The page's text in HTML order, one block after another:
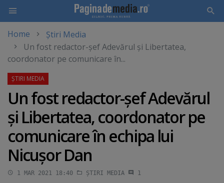
main
content
Home
Știri Media
Un fost redactor-şef Adevărul şi Libertatea,
coordonator pe comunicare în...
Un fost redactor-şef Adevărul
şi Libertatea, coordonator pe
comunicare în echipa lui
Nicuşor Dan
1 MAR 2021 18:40 ȘTIRI MEDIA 1